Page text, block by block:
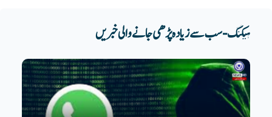
ہیکنگ - سب سے زیادہ پڑھی جانے والی خبریں